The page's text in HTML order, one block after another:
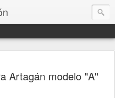
Artagán modelo "A"